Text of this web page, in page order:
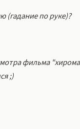
(гадание по руке)?
фильма
;)